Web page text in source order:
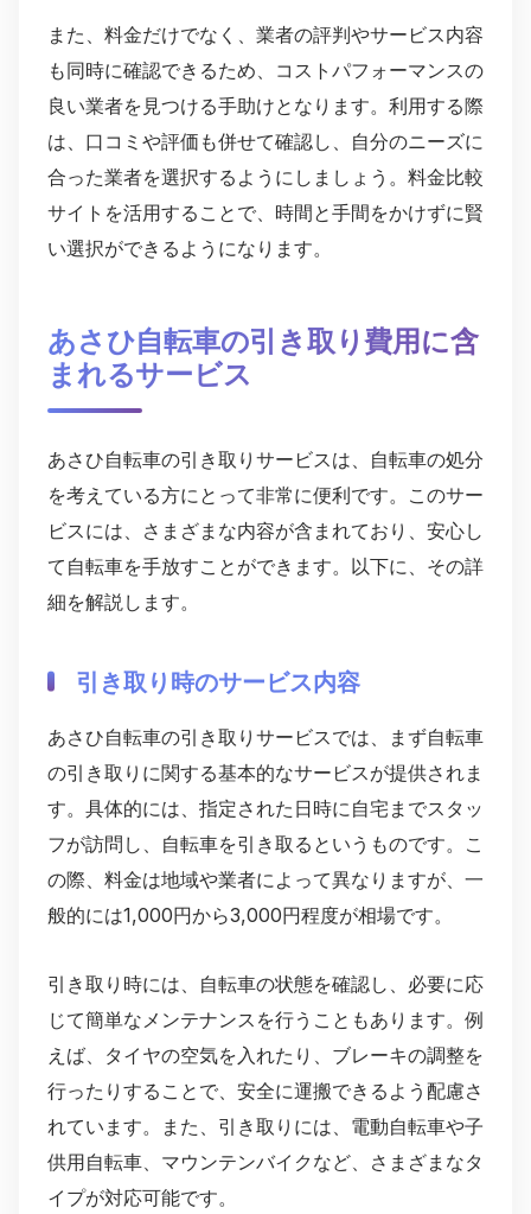
また、料金だけでなく、業者の評判やサービス内容
も同時に確認できるため、コストパフォーマンスの
良い業者を見つける手助けとなります。利用する際
は、口コミや評価も併せて確認し、自分のニーズに
合った業者を選択するようにしましょう。料金比較
サイトを活用することで、時間と手間をかけずに賢
い選択ができるようになります。
あさひ自転車の引き取り費用に含
まれるサービス
あさひ自転車の引き取りサービスは、自転車の処分
を考えている方にとって非常に便利です。このサー
ビスには、さまざまな内容が含まれており、安心し
て自転車を手放すことができます。以下に、その詳
細を解説します。
引き取り時のサービス内容
あさひ自転車の引き取りサービスでは、まず自転車
の引き取りに関する基本的なサービスが提供されま
す。具体的には、指定された日時に自宅までスタッ
フが訪問し、自転車を引き取るというものです。こ
の際、料金は地域や業者によって異なりますが、一
般的には1,000円から3,000円程度が相場です。
引き取り時には、自転車の状態を確認し、必要に応
じて簡単なメンテナンスを行うこともあります。例
えば、タイヤの空気を入れたり、ブレーキの調整を
行ったりすることで、安全に運搬できるよう配慮さ
れています。また、引き取りには、電動自転車や子
供用自転車、マウンテンバイクなど、さまざまなタ
イプが対応可能です。